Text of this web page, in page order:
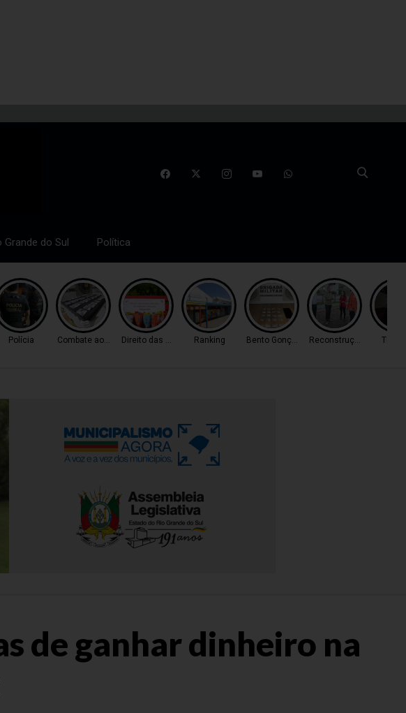
Grande do Sul Política
Polícia Combate ao TráficoDireito das MulheresRanking Bento GonçalvesReconstrução
de ganhar dinheiro na